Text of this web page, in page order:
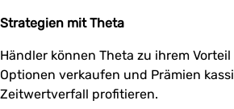
Strategien mit Theta
Händler können Theta zu ihrem
Optionen verkaufen und Prämien
Zeitwertverfall profitieren.